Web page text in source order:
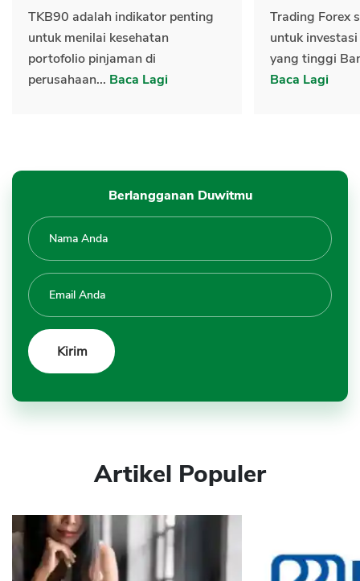
TKB90 adalah indikator penting
untuk menilai kesehatan
portofolio pinjaman di
perusahaan... Baca Lagi
Trading Forex
untuk
yang tinggi
Baca Lagi
Berlangganan Duwitmu
Artikel Populer